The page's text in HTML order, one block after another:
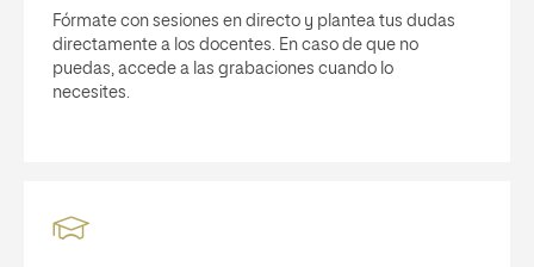
Fórmate con sesiones en directo y plantea tus dudas
directamente a los docentes. En caso de que no
puedas, accede a las grabaciones cuando lo
necesites.